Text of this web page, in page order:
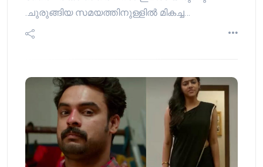
.ചുരുങ്ങിയ സമയത്തിനുള്ളിൽ മികച്ച…